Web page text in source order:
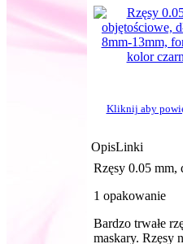
Kliknij aby
OpisLinki
Rzęsy 0.05 mm,
1 opakowanie
Bardzo trwałe
maskary. Rzęsy